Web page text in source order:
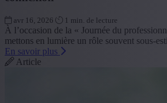
avr 16, 2026 1 min. de lecture
À l’occasion de la « Journée du
mettons en lumière un rôle souvent sous-
En savoir plus
Article